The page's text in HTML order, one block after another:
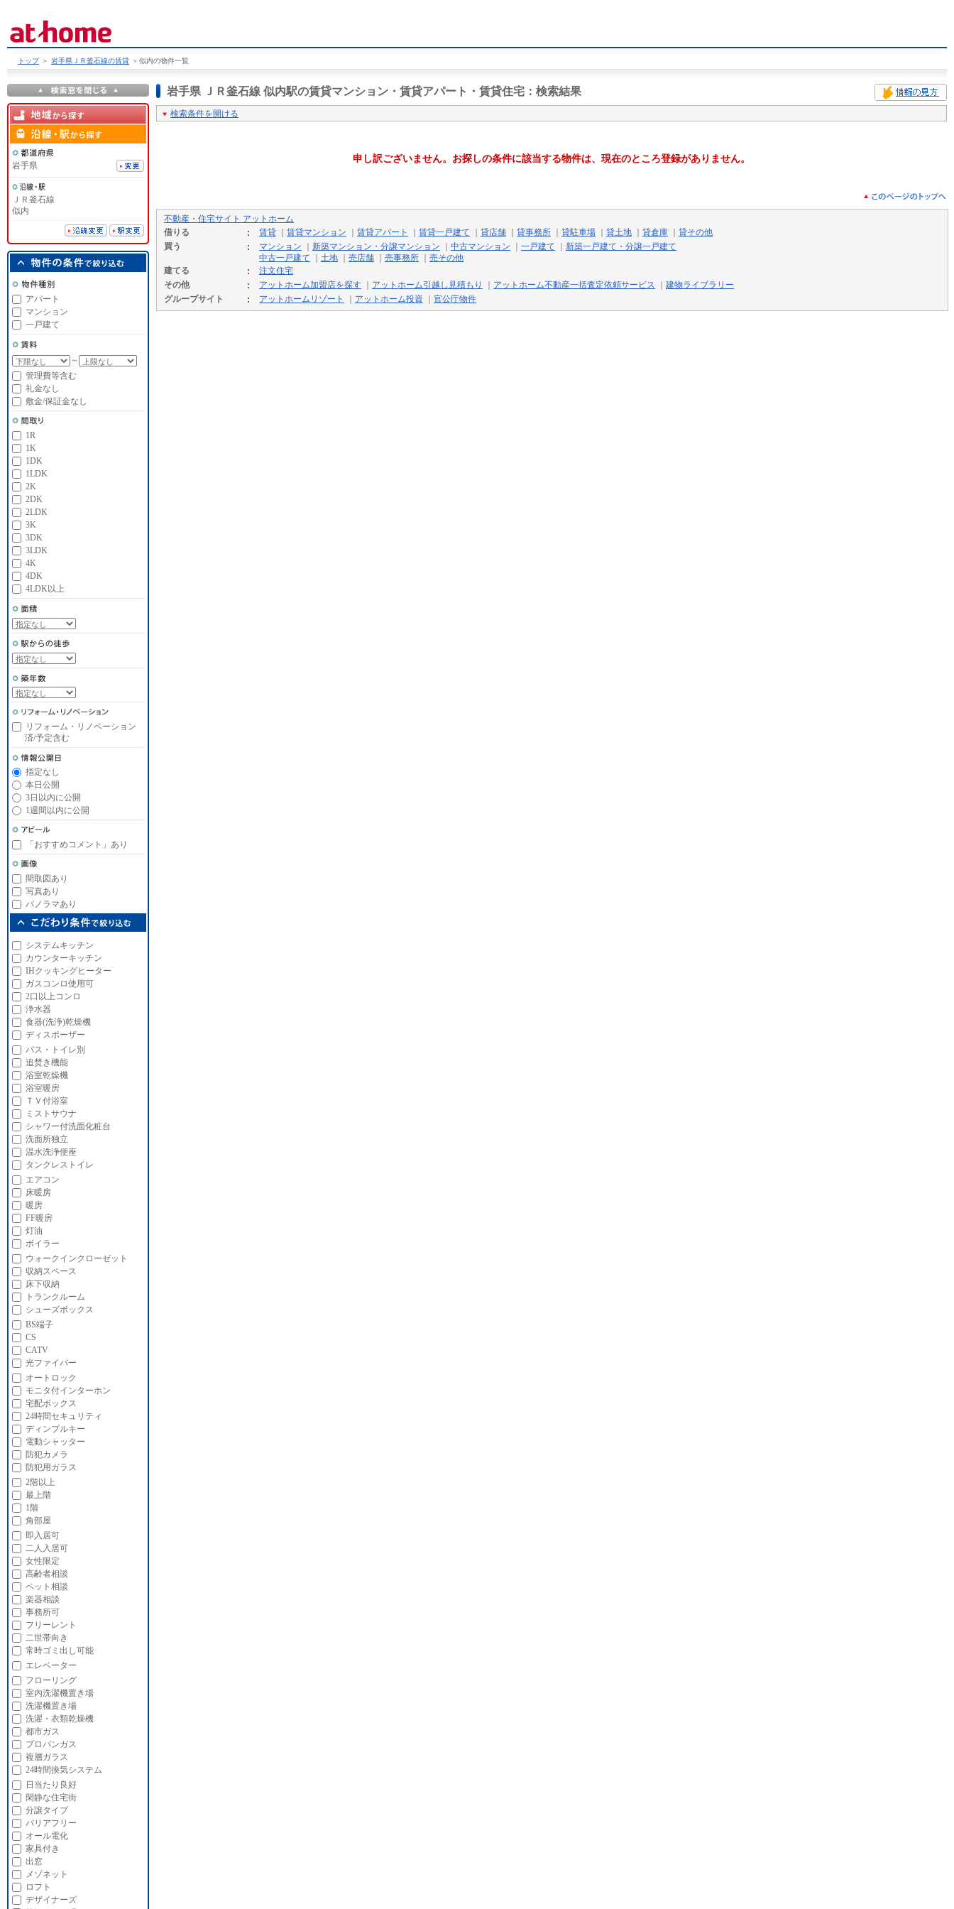
トップ ＞ 岩手県ＪＲ釜石線の賃貸 ＞ 似内の物件一覧
岩手県 ＪＲ釜石線 似内駅の賃貸マンション・賃貸アパート・賃貸住宅 ：検索結果
検索条件を開ける
申し訳ございません。お探しの条件に該当する物件は、現在のところ登録がありません。
不動産・住宅サイト アットホーム
借りる
賃貸 賃貸マンション 賃貸アパート 賃貸一戸建て 貸店舗 貸事務所 貸駐車場 貸土地 貸倉庫
貸その他
買う
マンション 新築マンション・分譲マンション 中古マンション 一戸建て
新築一戸建て・分譲一戸建て
中古一戸建て
土地 売店舗 売事務所
売その他
建てる
注文住宅
その他
アットホーム加盟店を探す アットホーム引越し見積もり アットホーム不動産一括査定依頼サービス
建物ライブラリー
グループサイト
アットホームリゾート アットホーム投資 官公庁物件
岩手県
ＪＲ釜石線
似内
アパート
マンション
一戸建て
～
管理費等含む
礼金なし
敷金/保証金なし
1R
1K
1DK
1LDK
2K
2DK
2LDK
3K
3DK
3LDK
4K
4DK
4LDK以上
リフォーム・リノベーション
済/予定含む
指定なし
本日公開
3日以内に公開
1週間以内に公開
「おすすめコメント」あり
間取図あり
写真あり
パノラマあり
システムキッチン
カウンターキッチン
IHクッキングヒーター
ガスコンロ使用可
2口以上コンロ
浄水器
食器(洗浄)乾燥機
ディスポーザー
バス・トイレ別
追焚き機能
浴室乾燥機
浴室暖房
ＴＶ付浴室
ミストサウナ
シャワー付洗面化粧台
洗面所独立
温水洗浄便座
タンクレストイレ
エアコン
床暖房
暖房
FF暖房
灯油
ボイラー
ウォークインクローゼット
収納スペース
床下収納
トランクルーム
シューズボックス
BS端子
CS
CATV
光ファイバー
オートロック
モニタ付インターホン
宅配ボックス
24時間セキュリティ
ディンプルキー
電動シャッター
防犯カメラ
防犯用ガラス
2階以上
最上階
1階
角部屋
即入居可
二人入居可
女性限定
高齢者相談
ペット相談
楽器相談
事務所可
フリーレント
二世帯向き
常時ゴミ出し可能
エレベーター
フローリング
室内洗濯機置き場
洗濯機置き場
洗濯・衣類乾燥機
都市ガス
プロパンガス
複層ガラス
24時間換気システム
日当たり良好
閑静な住宅街
分譲タイプ
バリアフリー
オール電化
家具付き
出窓
メゾネット
ロフト
デザイナーズ